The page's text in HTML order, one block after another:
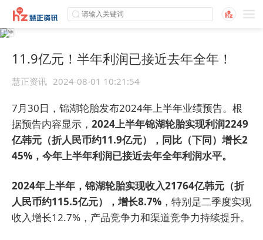
11.9亿元！半年利润已接近去年全年！
慧正资讯 2024-08-01 10:21:54
7月30日，锦湖轮胎发布2024年上半年业绩预告。根
据预告内容显示， 2024上半年锦湖轮胎实现利润2249
亿韩元（折人民币约11.9亿元），同比（下同）增长2
45%，今年上半年利润已接近去年全年利润水平。
2024年上半年，锦湖轮胎实现收入21764亿韩元（折
人民币约115.5亿元），增长8.7% ，特别是二季度实现
收入增长12.7%，产品竞争力和渠道竞争力持续提升。